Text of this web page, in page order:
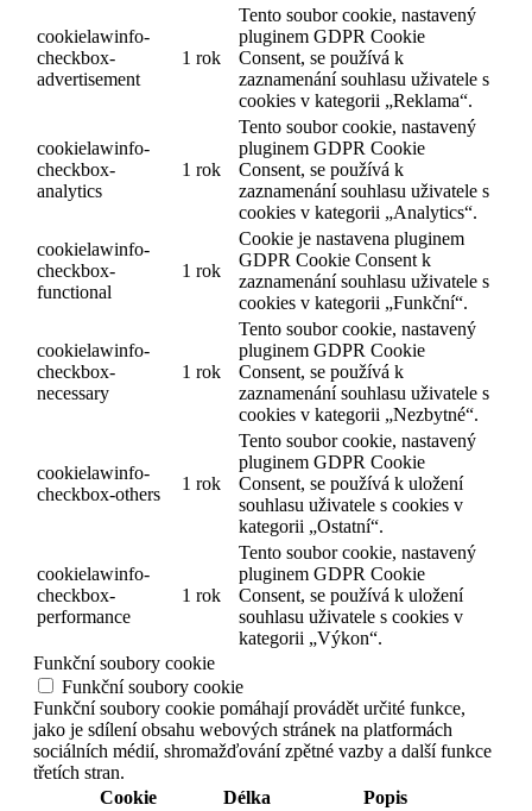
cookielawinfo-
checkbox-
advertisement
1 rok
Tento soubor cookie, nastavený
pluginem GDPR Cookie
Consent, se používá k
zaznamenání souhlasu uživatele s
cookies v kategorii „Reklama“.
cookielawinfo-
checkbox-
analytics
1 rok
Tento soubor cookie, nastavený
pluginem GDPR Cookie
Consent, se používá k
zaznamenání souhlasu uživatele s
cookies v kategorii „Analytics“.
cookielawinfo-
checkbox-
functional
1 rok
Cookie je nastavena pluginem
GDPR Cookie Consent k
zaznamenání souhlasu uživatele s
cookies v kategorii „Funkční“.
cookielawinfo-
checkbox-
necessary
1 rok
Tento soubor cookie, nastavený
pluginem GDPR Cookie
Consent, se používá k
zaznamenání souhlasu uživatele s
cookies v kategorii „Nezbytné“.
cookielawinfo-
checkbox-others
1 rok
Tento soubor cookie, nastavený
pluginem GDPR Cookie
Consent, se používá k uložení
souhlasu uživatele s cookies v
kategorii „Ostatní“.
cookielawinfo-
checkbox-
performance
1 rok
Tento soubor cookie, nastavený
pluginem GDPR Cookie
Consent, se používá k uložení
souhlasu uživatele s cookies v
kategorii „Výkon“.
Funkční soubory cookie
Funkční soubory cookie
Funkční soubory cookie pomáhají provádět určité funkce,
jako je sdílení obsahu webových stránek na platformách
sociálních médií, shromažďování zpětné vazby a další funkce
třetích stran.
Cookie
Délka Popis